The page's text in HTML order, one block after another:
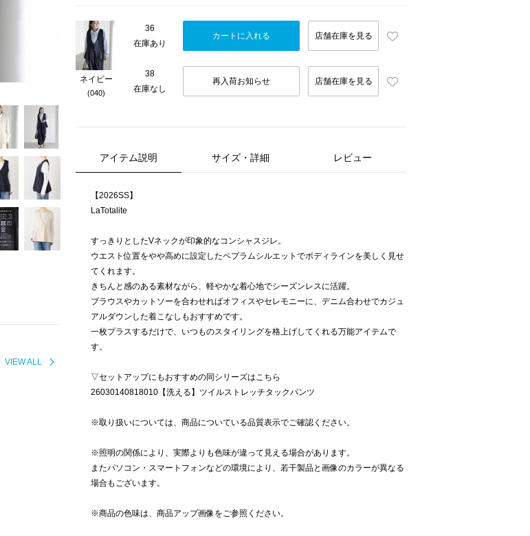
VIEW ALL
ネイビー
(040)
36
在庫あり
カートに入れる 店舗在庫を見る
38
在庫なし
再入荷お知らせ 店舗在庫を見る
アイテム説明 サイズ・詳細 レビュー
【2026SS】
LaTotalite
すっきりとしたVネックが印象的なコンシャスジレ。
ウエスト位置をやや高めに設定したペプラムシルエットでボディラインを美しく見せ
てくれます。
きちんと感のある素材ながら、軽やかな着心地でシーズンレスに活躍。
ブラウスやカットソーを合わせればオフィスやセレモニーに、デニム合わせでカジュ
アルダウンした着こなしもおすすめです。
一枚プラスするだけで、いつものスタイリングを格上げしてくれる万能アイテムで
す。
▽セットアップにもおすすめの同シリーズはこちら
26030140818010【洗える】ツイルストレッチタックパンツ
※取り扱いについては、商品についている品質表示でご確認ください。
※照明の関係により、実際よりも色味が違って見える場合があります。
またパソコン・スマートフォンなどの環境により、若干製品と画像のカラーが異なる
場合もございます。
※商品の色味は、商品アップ画像をご参照ください。